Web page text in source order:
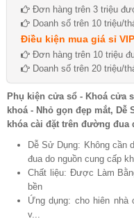
Đơn hàng trên 3 triệu
Doanh số trên 10 triệu/
Điều kiện mua giá sỉ
Đơn hàng trên 10 triệu
Doanh số trên 20 triệu/
Phụ kiện cửa sổ - Khoá cửa
khoá - Nhỏ gọn đẹp mắt,
khóa cài đặt trên đường
Dễ Sử Dụng: Không cần
đua do nguồn cung cấp
Chất liệu: Được Làm
bền
Ứng dụng: cho hiên
v...